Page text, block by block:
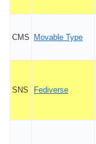
CMS Movable Type
SNS Fediverse